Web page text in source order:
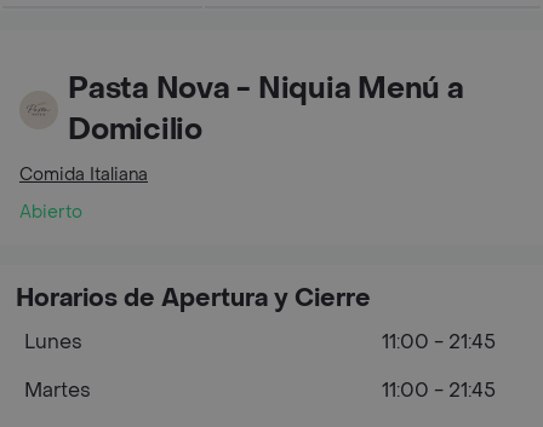
Pasta Nova - Niquia Menú a
Domicilio
Comida Italiana
Abierto
Horarios de Apertura y Cierre
Lunes
11:00 - 21:45
Martes
11:00 - 21:45